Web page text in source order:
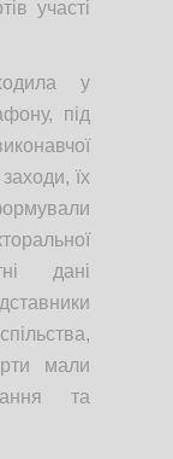
участі
у
під
їх
дані
мали
та